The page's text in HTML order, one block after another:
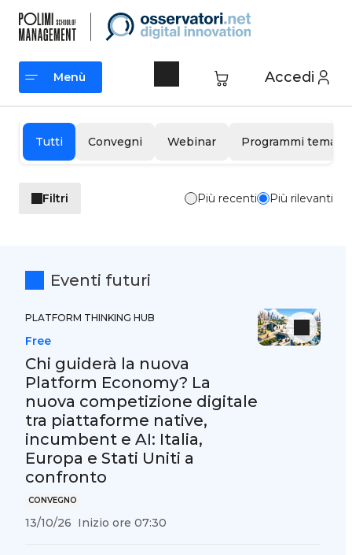
contenuto
Accedi
Menù
Tutti Convegni Webinar Programmi
Filtri Più recenti Più rilevanti
Eventi futuri
PLATFORM THINKING HUB
CONVEGNO
Chi guiderà la nuova
Platform Economy? La
nuova competizione digitale
tra piattaforme native,
incumbent e AI: Italia,
Europa e Stati Uniti a
confronto
13/10/26
Free
Inizio ore 07:30